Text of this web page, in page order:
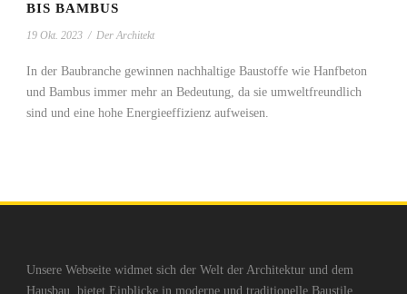
BIS BAMBUS
19 Okt. 2023 / Der Architekt
In der Baubranche gewinnen nachhaltige Baustoffe wie Hanfbeton
und Bambus immer mehr an Bedeutung, da sie umweltfreundlich
sind und eine hohe Energieeffizienz aufweisen.
Unsere Webseite widmet sich der Welt der Architektur und dem
Hausbau, bietet Einblicke in moderne und traditionelle Baustile